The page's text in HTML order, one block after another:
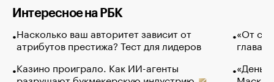
Интересное на РБК
Насколько ваш авторитет зависит от
атрибутов престижа? Тест для лидеров
Казино проиграло. Как ИИ-агенты
«От
глава